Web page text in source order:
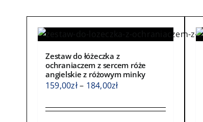
Zestaw do łóżeczka z
ochraniaczem z sercem róże
angielskie z różowym minky
159,00zł– 184,00złZakres
od